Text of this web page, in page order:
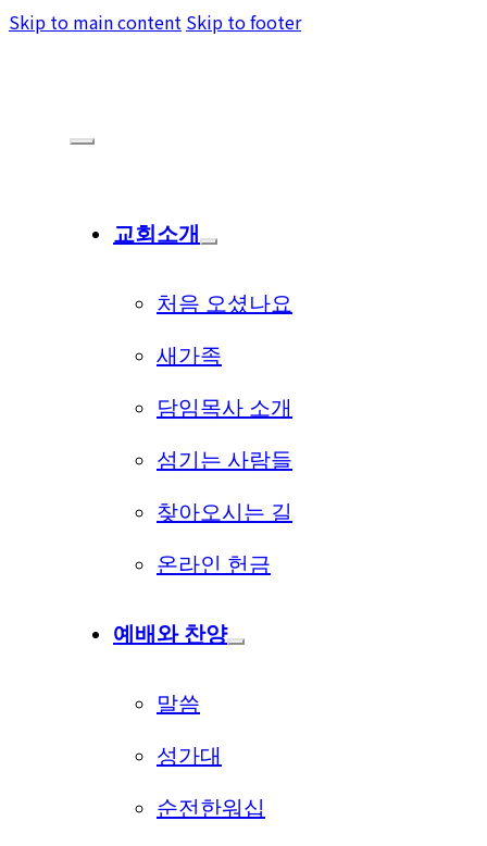
Skip to main content Skip to footer
교회소개
처음 오셨나요
새가족
담임목사 소개
섬기는 사람들
찾아오시는 길
온라인 헌금
예배와 찬양
말씀
성가대
순전한워십